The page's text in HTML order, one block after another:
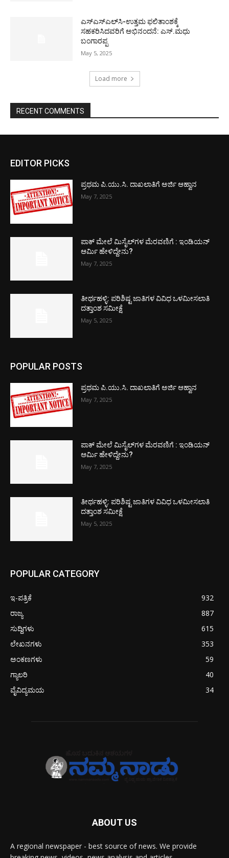
ಎಸ್‌ಎಸ್‌ಎಲ್‌ಸಿ-ಉತ್ತಮ ಫಲಿತಾಂಶಕ್ಕೆ
ಸಹಕರಿಸಿದವರಿಗೆ ಅಭಿನಂದನೆ: ಎಸ್.ಮಧು
ಬಂಗಾರಪ್ಪ
May 5, 2025
Load more
RECENT COMMENTS
EDITOR PICKS
ಪ್ರಥಮ ಪಿ.ಯು.ಸಿ. ದಾಖಲಾತಿಗೆ ಅರ್ಜಿ ಆಹ್ವಾನ
May 7, 2025
ಪಾಕ್​ ಮೇಲೆ ಮಿಸೈಲ್​ಗಳ ಮೆರವಣಿಗೆ : ಇಂಡಿಯನ್
ಆರ್ಮಿ ಹೇಳಿದ್ದೇನು?
May 7, 2025
ತೀರ್ಥಹಳ್ಳಿ: ಪರಿಶಿಷ್ಟ ಜಾತಿಗಳ ವಿವಿಧ ಒಳಮೀಸಲಾತಿ
ದತ್ತಾಂಶ ಸಮೀಕ್ಷೆ
May 5, 2025
POPULAR POSTS
ಪ್ರಥಮ ಪಿ.ಯು.ಸಿ. ದಾಖಲಾತಿಗೆ ಅರ್ಜಿ ಆಹ್ವಾನ
May 7, 2025
ಪಾಕ್​ ಮೇಲೆ ಮಿಸೈಲ್​ಗಳ ಮೆರವಣಿಗೆ : ಇಂಡಿಯನ್
ಆರ್ಮಿ ಹೇಳಿದ್ದೇನು?
May 7, 2025
ತೀರ್ಥಹಳ್ಳಿ: ಪರಿಶಿಷ್ಟ ಜಾತಿಗಳ ವಿವಿಧ ಒಳಮೀಸಲಾತಿ
ದತ್ತಾಂಶ ಸಮೀಕ್ಷೆ
May 5, 2025
POPULAR CATEGORY
ಇ-ಪತ್ರಿಕೆ
932
ರಾಜ್ಯ
887
ಸುದ್ದಿಗಳು
615
ಲೇಖನಗಳು
353
ಅಂಕಣಗಳು
59
ಗ್ಯಾಲರಿ
40
ವೈವಿದ್ಯಮಯ
34
ABOUT US
A regional newspaper - best source of news. We provide